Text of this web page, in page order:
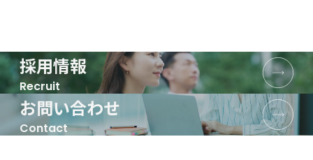
採用情報
Recruit
お問い合わせ
Contact